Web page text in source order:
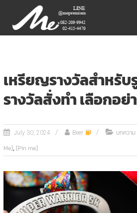
content
ME PREMIUM GIFT MODEL,
LASER, CRYSTAL, TROPHY,
3D PRINT, 3D SCAN
เหรียญรางวัลสำหรั
รางวัลสั่งทำ เลือกอย่
July 30, 2024 Beer บทความ
Me],[Pin me]